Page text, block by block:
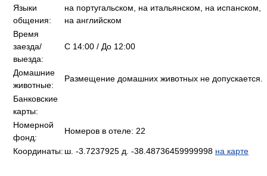
Языки
общения:
на португальском, на итальянском, на испанском,
на английском
Время
заезда/
выезда:
C 14:00 / До 12:00
Домашние
животные:
Размещение домашних животных не допускается.
Банковские
карты:
Номерной
фонд:
Номеров в отеле: 22
Координаты: ш. -3.7237925 д. -38.48736459999998 на карте